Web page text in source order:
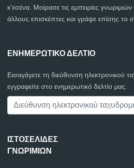
κ'εσένα. Μοίρασε τις εμπειρίες
άλλους επισκέπτες και γράψε επίσης το
ΕΝΗΜΕΡΩΤΙΚΌ ΔΕΛΤΊΟ
Εισαγάγετε τη διεύθυνση ηλεκτρονικού
εγγραφείτε στο ενημερωτικό δελτίο μας.
ΙΣΤΟΣΕΛΊΔΕΣ
ΓΝΩΡΙΜΙΏΝ